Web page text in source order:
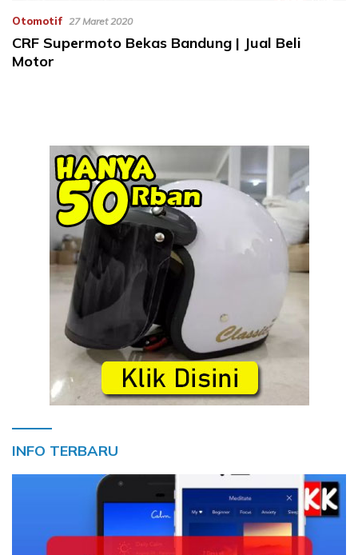
Otomotif 27 Maret 2020
CRF Supermoto Bekas Bandung | Jual Beli
Motor
INFO TERBARU